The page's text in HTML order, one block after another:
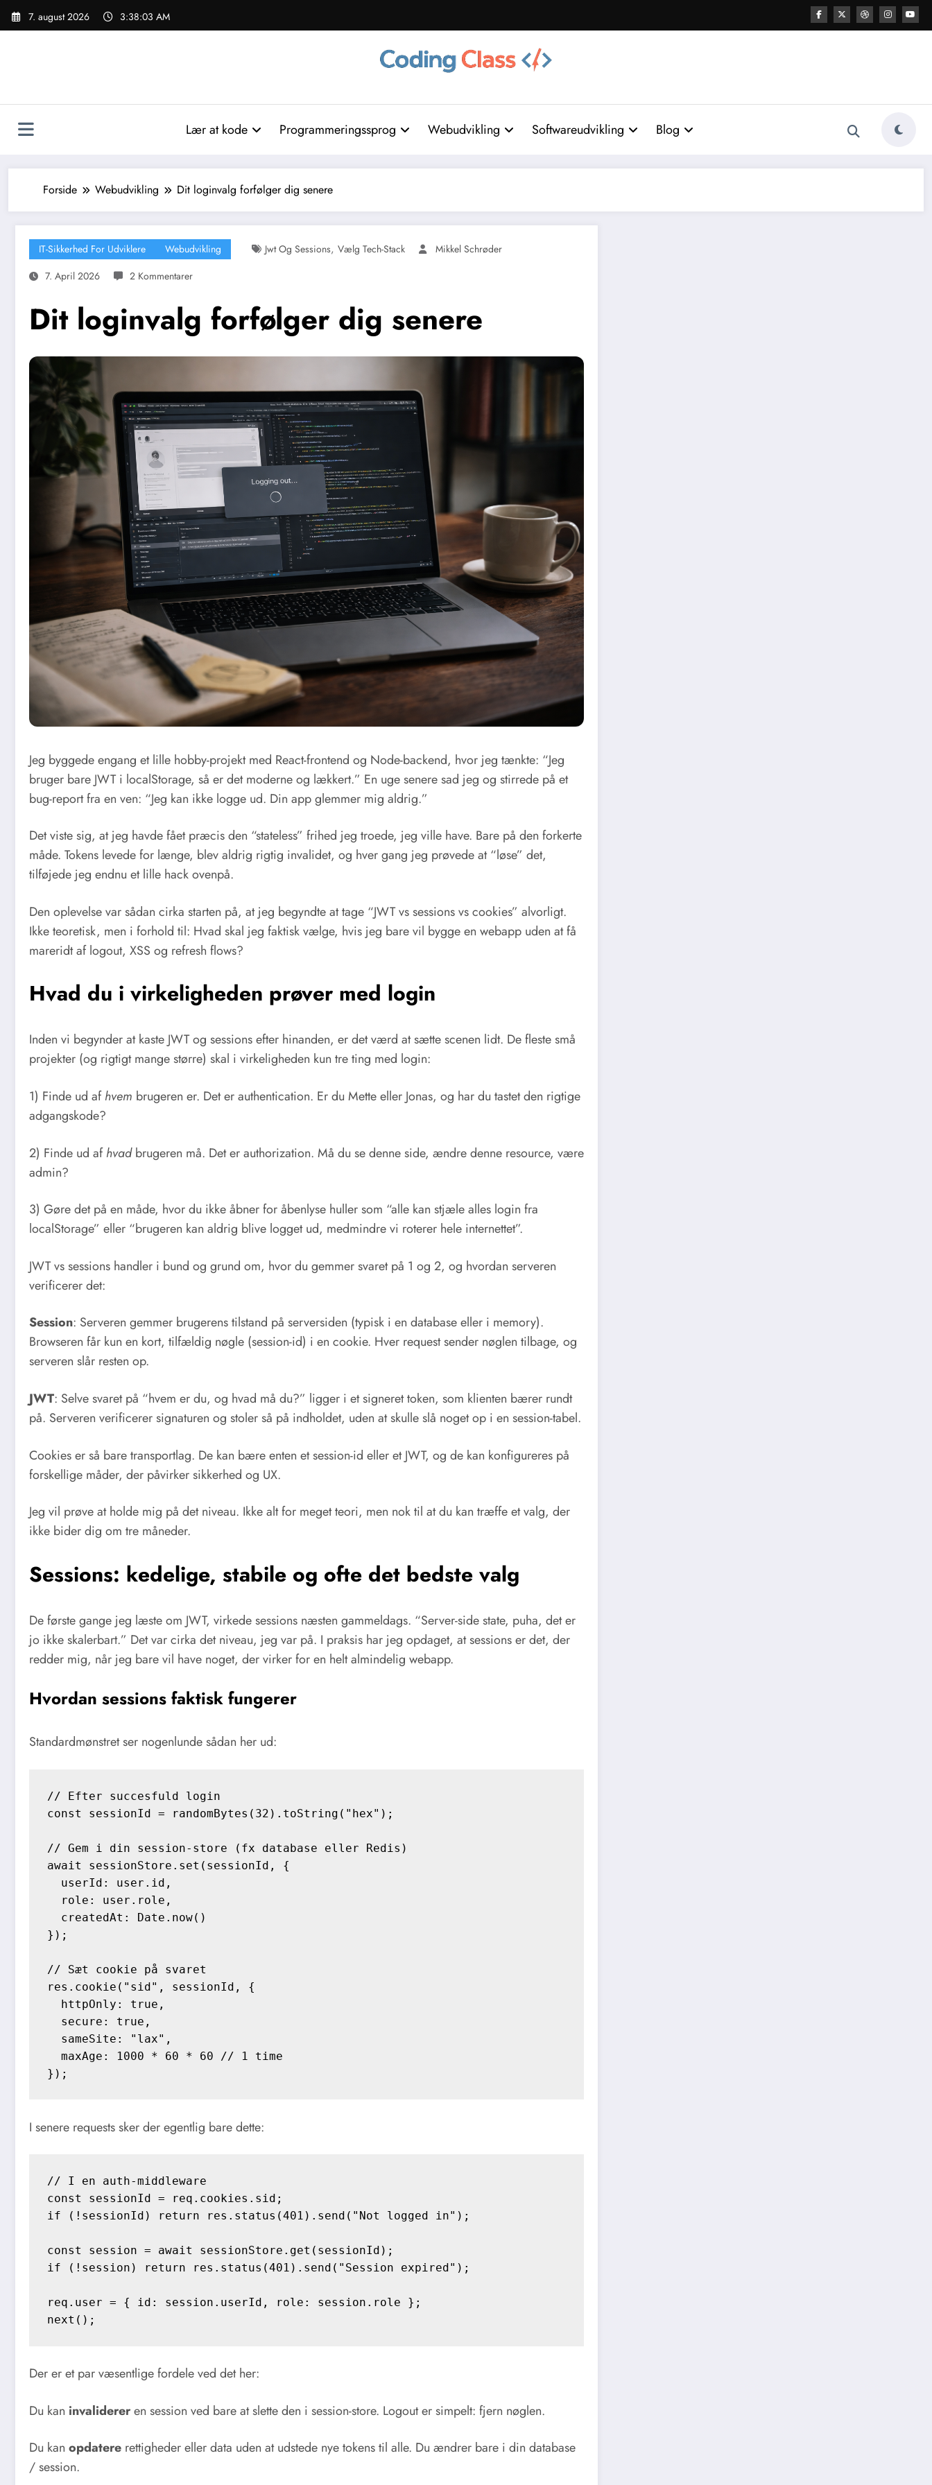
Videre
7. august 2026 3:38:04 AM
Lær at kode Programmeringssprog Webudvikling Softwareudvikling Blog
Forside Webudvikling Dit loginvalg forfølger dig senere
IT-Sikkerhed For Udviklere Webudvikling Jwt Og Sessions, Vælg Tech-Stack
Mikkel Schrøder
7. April 2026
2 Kommentarer
Dit loginvalg forfølger dig senere
Jeg byggede engang et lille hobby-projekt med React-frontend og Node-backend, hvor jeg tænkte: “Jeg
bruger bare JWT i localStorage, så er det moderne og lækkert.” En uge senere sad jeg og stirrede på et
bug-report fra en ven: “Jeg kan ikke logge ud. Din app glemmer mig aldrig.”
Det viste sig, at jeg havde fået præcis den “stateless” frihed jeg troede, jeg ville have. Bare på den forkerte
måde. Tokens levede for længe, blev aldrig rigtig invalidet, og hver gang jeg prøvede at “løse” det,
tilføjede jeg endnu et lille hack ovenpå.
Den oplevelse var sådan cirka starten på, at jeg begyndte at tage “JWT vs sessions vs cookies” alvorligt.
Ikke teoretisk, men i forhold til: Hvad skal jeg faktisk vælge, hvis jeg bare vil bygge en webapp uden at få
mareridt af logout, XSS og refresh flows?
Hvad du i virkeligheden prøver med login
Inden vi begynder at kaste JWT og sessions efter hinanden, er det værd at sætte scenen lidt. De fleste små
projekter (og rigtigt mange større) skal i virkeligheden kun tre ting med login:
1) Finde ud afhvem brugeren er. Det er authentication. Er du Mette eller Jonas, og har du tastet den rigtige
adgangskode?
2) Finde ud afhvadbrugeren må. Det er authorization. Må du se denne side, ændre denne resource, være
admin?
3) Gøre det på en måde, hvor du ikke åbner for åbenlyse huller som “alle kan stjæle alles login fra
localStorage” eller “brugeren kan aldrig blive logget ud, medmindre vi roterer hele internettet”.
JWT vs sessions handler i bund og grund om, hvor du gemmer svaret på 1 og 2, og hvordan serveren
verificerer det:
Session: Serveren gemmer brugerens tilstand på serversiden (typisk i en database eller i memory).
Browseren får kun en kort, tilfældig nøgle (session-id) i en cookie. Hver request sender nøglen tilbage, og
serveren slår resten op.
JWT: Selve svaret på “hvem er du, og hvad må du?” ligger i et signeret token, som klienten bærer rundt
på. Serveren verificerer signaturen og stoler så på indholdet, uden at skulle slå noget op i en session-tabel.
Cookies er så bare transportlag. De kan bære enten et session-id eller et JWT, og de kan konfigureres på
forskellige måder, der påvirker sikkerhed og UX.
Jeg vil prøve at holde mig på det niveau. Ikke alt for meget teori, men nok til at du kan træffe et valg, der
ikke bider dig om tre måneder.
Sessions: kedelige, stabile og ofte det bedste valg
De første gange jeg læste om JWT, virkede sessions næsten gammeldags. “Server-side state, puha, det er
jo ikke skalerbart.” Det var cirka det niveau, jeg var på. I praksis har jeg opdaget, at sessions er det, der
redder mig, når jeg bare vil have noget, der virker for en helt almindelig webapp.
Hvordan sessions faktisk fungerer
Standardmønstret ser nogenlunde sådan her ud:
// Efter succesfuld login
const sessionId = randomBytes(32).toString("hex");
// Gem i din session-store (fx database eller Redis)
await sessionStore.set(sessionId, {
  userId: user.id,
  role: user.role,
  createdAt: Date.now()
});
// Sæt cookie på svaret
res.cookie("sid", sessionId, {
  httpOnly: true,
  secure: true,
  sameSite: "lax",
  maxAge: 1000 * 60 * 60 // 1 time
I senere requests sker der egentlig bare dette:
// I en auth-middleware
const sessionId = req.cookies.sid;
if (!sessionId) return res.status(401).send("Not logged in");
const session = await sessionStore.get(sessionId);
if (!session) return res.status(401).send("Session expired");
req.user = { id: session.userId, role: session.role };
Der er et par væsentlige fordele ved det her:
Du kan invalidereren session ved bare at slette den i session-store. Logout er simpelt: fjern nøglen.
Du kan opdatere rettigheder eller data uden at udstede nye tokens til alle. Du ændrer bare i din database
/ session.